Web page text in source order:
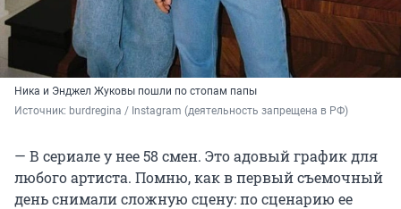
Ника и Энджел Жуковы пошли по стопам папы
Источник: burdregina / Instagram (деятельность запрещена в РФ)
— В сериале у нее 58 смен. Это адовый график для
любого артиста. Помню, как в первый съемочный
день снимали сложную сцену: по сценарию ее